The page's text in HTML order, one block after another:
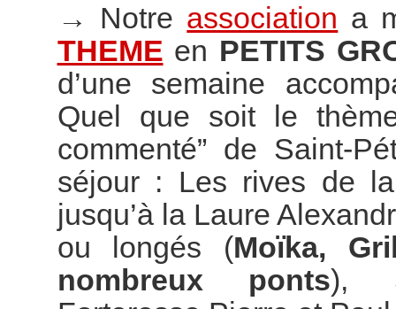
→ Notre association a
THEME en PETITS
d’une semaine
Quel que soit le
commenté” de Saint-
séjour : Les rives de
jusqu’à la Laure
ou longés (Moïka,
nombreux ponts),